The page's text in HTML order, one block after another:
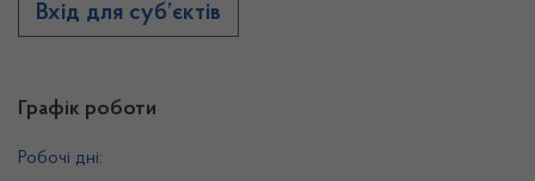
Графік роботи
Робочі дні:
Вхід для суб’єктів